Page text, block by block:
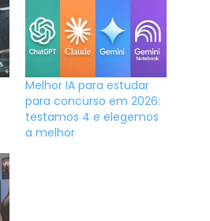
Melhor IA para estudar
para concurso em 2026:
testamos 4 e elegemos
a melhor